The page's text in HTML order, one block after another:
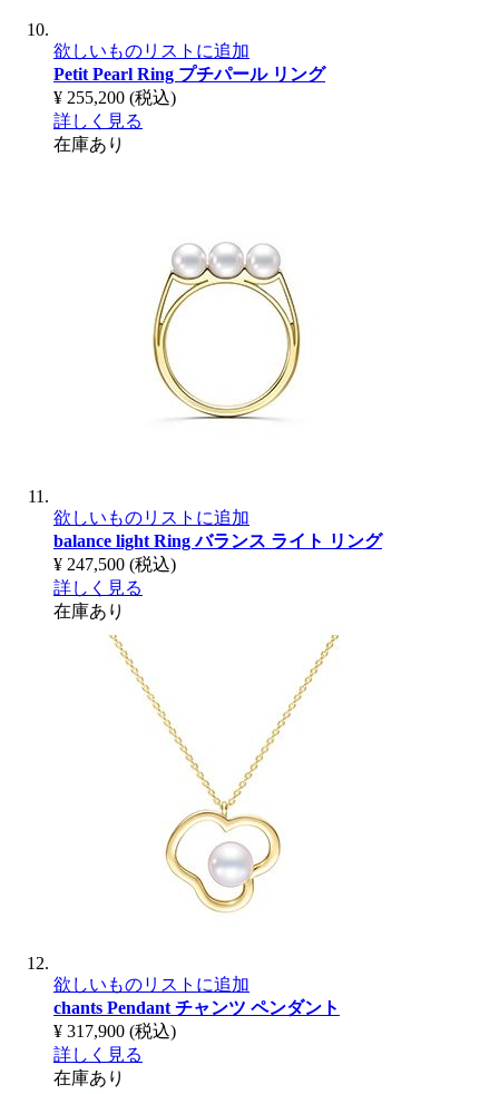
欲しいものリストに追加
Petit Pearl Ring プチパール リング
¥ 255,200 (税込)
詳しく見る
在庫あり
欲しいものリストに追加
balance light Ringバランス ライト リング
¥ 247,500 (税込)
詳しく見る
在庫あり
欲しいものリストに追加
chants Pendant チャンツ ペンダント
¥ 317,900 (税込)
詳しく見る
在庫あり